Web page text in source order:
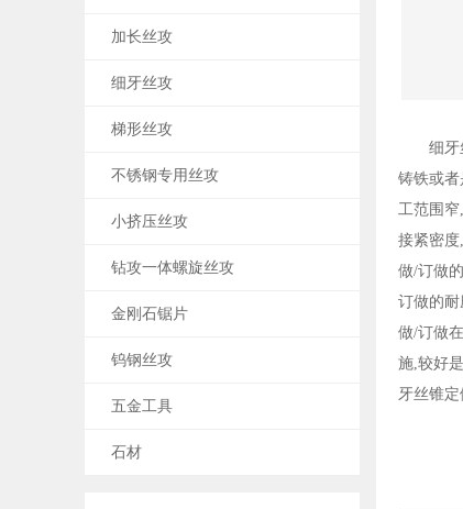
细牙
铸铁或
工范围
接紧密
做/订做
订做的
做/订做
施,较好
牙丝锥
加长丝攻
细牙丝攻
梯形丝攻
不锈钢专用丝攻
小挤压丝攻
钻攻一体螺旋丝攻
金刚石锯片
钨钢丝攻
五金工具
石材